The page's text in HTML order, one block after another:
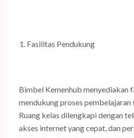
Fasilitas Pendukung
Bimbel Kemenhub menyediakan
mendukung proses pembelajaran
Ruang kelas dilengkapi dengan
akses internet yang cepat, dan